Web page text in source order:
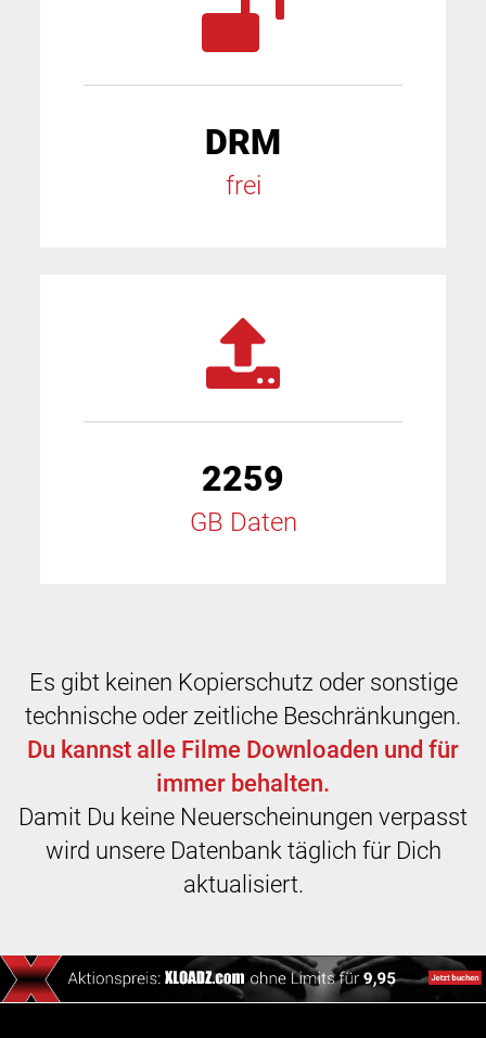
DRM
frei
2259
GB Daten
Es gibt keinen Kopierschutz oder sonstige
technische oder zeitliche Beschränkungen.
Du kannst alle Filme Downloaden und für
immer behalten.
Damit Du keine Neuerscheinungen verpasst
wird unsere Datenbank täglich für Dich
aktualisiert.